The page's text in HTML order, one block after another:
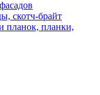
скотч-брайт
планок, планки,